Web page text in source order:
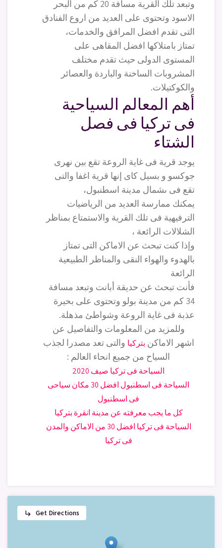
وتبعد تلك القرية مسافة 20 كم من البحر
الاسود وتحتوى على العديد من اروع الفنادق
التى تقدم افضل المرافق والخدمات،
تمتاز بامتلاكها افضل المقاهى على
المستوى الدولى حيث تقدم مختلف
المشروبات الساخنة والباردة والعصائر
والكوكتيلات.
أهم المعالم السياحية
فى تركيا فى فصل
الشتاء
يوجد قرية فى غاية الروعة تقع بين نهرى
جوكسو و بسيل كاى إنها قرية اغفا والتى
تقع فى ىشمال مدينة اسطنبول،
يمكنك ممارسة العديد من الرياضيات
الترفيهية فى تلك القرية والاستمتاع بمناظر
الشلالات الرائعة ،
وإذا كنت تبحث عن الاماكن التى تمتاز
بالهدوء والهواء النقى والمناظر الطبيعية
الرائعة
فأنت تبحث عن حديقة أبانت وتبعد مسافة
34 كم من مدينة بولو وتحتوى على بحيرة
عذبة فى غاية الروعة وشواطئ مذهلة.
وللمزيد من المعلومات والتفاصيل عن
اشهر الاماكن بتركيا والتى تعد مصدرا لجذب
السياح من جميع انحاء العالم :
السياحة فى تركيا صيف 2020
السياحة فى اسطنبول افضل 30 مكان سياحى
فى اسطنبول
كل ما يجب معرفته عن مدينة انقرة بتركيا
السياحة فى تركيا افضل 30 من الاماكن والمدن
فى تركيا
Get Directions
subdirectory_arrow_right